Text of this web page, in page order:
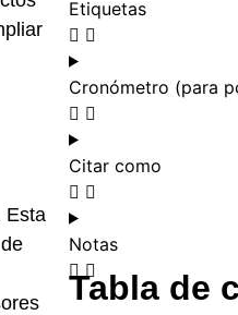
Esta
Etiquetas
Cronómetro (para
Citar como
Notas
Tabla de